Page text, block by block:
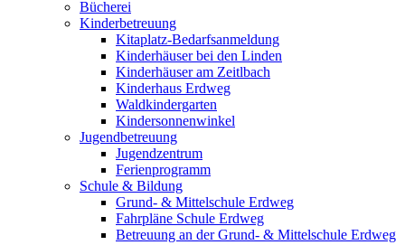
Bücherei
Kinderbetreuung
Kitaplatz-Bedarfsanmeldung
Kinderhäuser bei den Linden
Kinderhäuser am Zeitlbach
Kinderhaus Erdweg
Waldkindergarten
Kindersonnenwinkel
Jugendbetreuung
Jugendzentrum
Ferienprogramm
Schule & Bildung
Grund- & Mittelschule Erdweg
Fahrpläne Schule Erdweg
Betreuung an der Grund- & Mittelschule Erdweg